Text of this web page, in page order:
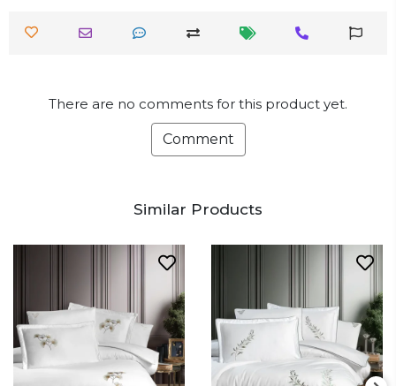
There are no comments for this product yet.
Comment
Similar Products